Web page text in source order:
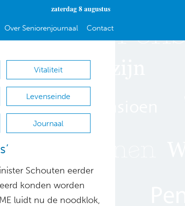
zaterdag 8 augustus
Over Seniorenjournaal Contact
Vitaliteit
Levenseinde
Journaal
Schouten eerder
konden worden
luidt nu de noodklok,